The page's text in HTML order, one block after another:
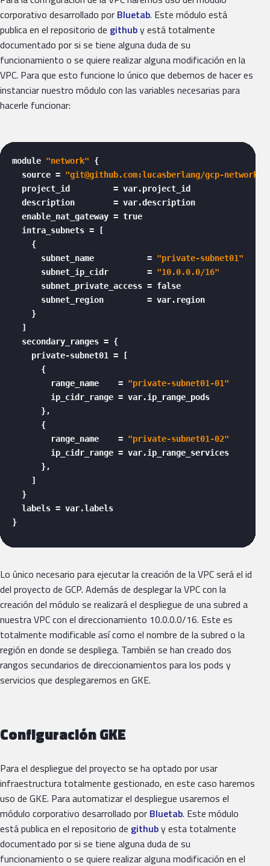
corporativo desarrollado por Bluetab. Este módulo está
publica en el repositorio de githuby está totalmente
documentado por si se tiene alguna duda de su
funcionamiento o se quiere realizar alguna modificación en la
VPC. Para que esto funcione lo único que debemos de hacer es
instanciar nuestro módulo con las variables necesarias para
hacerle funcionar:
module "network" {
  source =
"git@github.com:lucasberlang/gcp-
  project_id         = var.project_id
  description        = var.description
  enable_nat_gateway = true
  intra_subnets = [
    {
      subnet_name           =
"private-subnet01"
      subnet_ip_cidr        =
"10.0.0.0/16"
      subnet_private_access = false
      subnet_region         = var.region
    }
  ]
  secondary_ranges = {
    private-subnet01 = [
      {
        range_name    =
"private-subnet01-01"
        ip_cidr_range = var.ip_range_pods
      },
      {
        range_name    =
"private-subnet01-02"
        ip_cidr_range = var.ip_range_services
      },
    ]
  }
  labels = var.labels
}
Lo único necesario para ejecutar la creación de la VPC será el id
del proyecto de GCP. Además de desplegar la VPC con la
creación del módulo se realizará el despliegue de una subred a
nuestra VPC con el direccionamiento 10.0.0.0/16. Este es
totalmente modificable así como el nombre de la subred o la
región en donde se despliega. También se han creado dos
rangos secundarios de direccionamientos para los pods y
servicios que desplegaremos en GKE.
Configuración GKE
Para el despliegue del proyecto se ha optado por usar
infraestructura totalmente gestionado, en este caso haremos
uso de GKE. Para automatizar el despliegue usaremos el
módulo corporativo desarrollado por Bluetab. Este módulo
está publica en el repositorio de githuby esta totalmente
documentado por si se tiene alguna duda de su
funcionamiento o se quiere realizar alguna modificación en el